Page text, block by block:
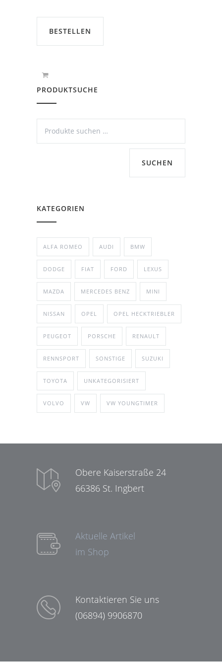
BESTELLEN
PRODUKTSUCHE
SUCHEN
KATEGORIEN
ALFA ROMEO AUDI BMW
DODGE FIAT FORD LEXUS
MAZDA MERCEDES BENZ MINI
NISSAN OPEL OPEL HECKTRIEBLER
PEUGEOT PORSCHE RENAULT
RENNSPORT SONSTIGE SUZUKI
TOYOTA UNKATEGORISIERT
VOLVO VW VW YOUNGTIMER
Obere Kaiserstraße 24
66386 St. Ingbert
Aktuelle Artikel
im Shop
Kontaktieren Sie uns
(06894) 9906870